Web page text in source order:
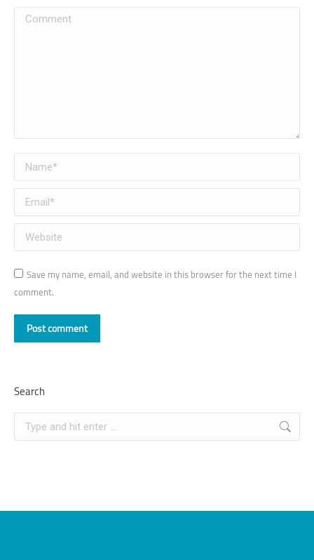
Comment
Name *
Email *
Website
Save my name, email, and website in this browser for the next time I
comment.
Post comment
Search